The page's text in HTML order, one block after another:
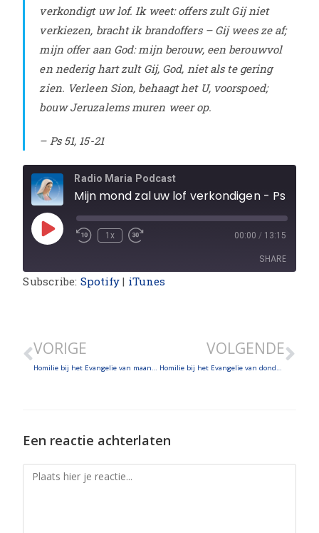
verkondigt uw lof.Ik weet: offers zult Gij niet
verkiezen, bracht ik brandoffers – Gij wees ze af;
mijn offer aan God: mijn berouw, een berouwvol
en nederig hart zult Gij, God, niet als te gering
zien. Verleen Sion, behaagt het U, voorspoed;
bouw Jeruzalems muren weer op.
– Ps 51, 15-21
Radio Maria Podcast
1x 00:00 / 13:15
SHARE
Subscribe: Spotify | iTunes
VORIGE
Homilie bij het Evangelie van maandag 7 april 2025 – Joh. 8,12-20
VOLGENDE
Homilie bij het Evangelie van donderdag 10 april 2025 – Joh. 8, 51-59
Een reactie achterlaten